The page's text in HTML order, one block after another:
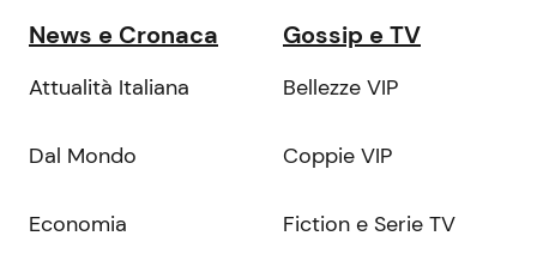
News e Cronaca
Attualità Italiana
Dal Mondo
Economia
Gossip e TV
Bellezze VIP
Coppie VIP
Fiction e Serie TV